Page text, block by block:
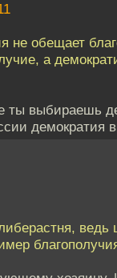
не обещает
а
ты выбираешь
демократия
ведь